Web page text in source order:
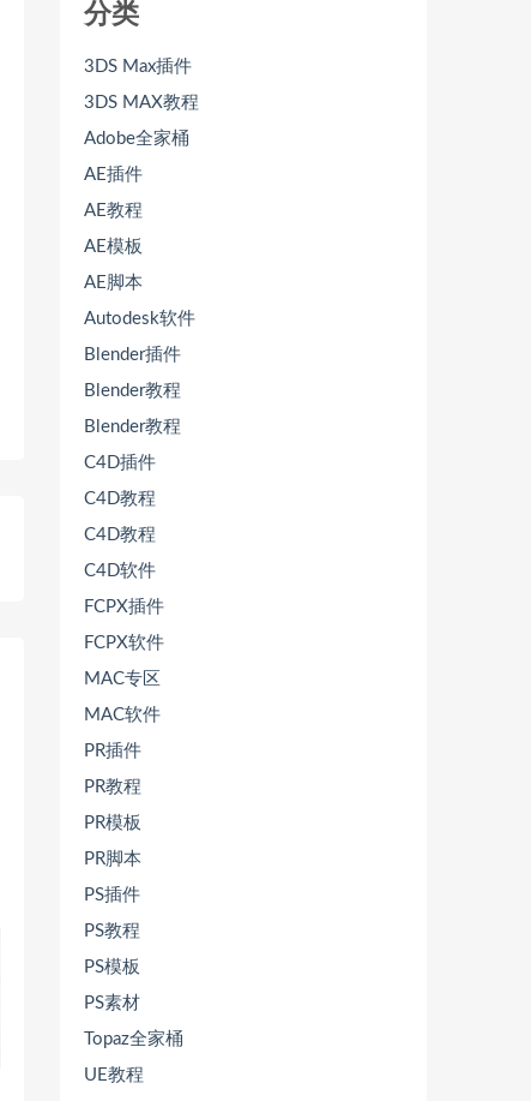
分类
3DS Max插件
3DS MAX教程
Adobe全家桶
AE插件
AE教程
AE模板
AE脚本
Autodesk软件
Blender插件
Blender教程
Blender教程
C4D插件
C4D教程
C4D教程
C4D软件
FCPX插件
FCPX软件
MAC专区
MAC软件
PR插件
PR教程
PR模板
PR脚本
PS插件
PS教程
PS模板
PS素材
Topaz全家桶
UE教程